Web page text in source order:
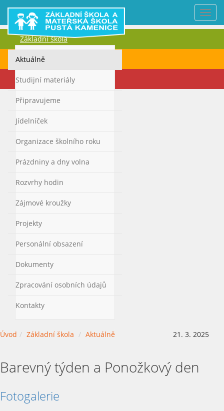
Základní škola
Mateřská škola
Kontakty
Aktuálně
Studijní materiály
Připravujeme
Jídelníček
Organizace školního roku
Prázdniny a dny volna
Rozvrhy hodin
Zájmové kroužky
Projekty
Personální obsazení
Dokumenty
Zpracování osobních údajů
Kontakty
Úvod Základní škola Aktuálně 21. 3. 2025
Barevný týden a Ponožkový den
Fotogalerie